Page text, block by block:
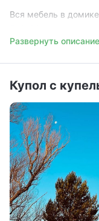
Вся мебель в
— лофт с
— кухонная зона:
• холодильник;
• микроволновка;
• чайник;
— постельное белье
— одноразовые
— собственный
Купол с